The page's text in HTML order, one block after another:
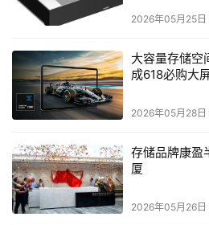
一般在30%左右，UPS的供电效
高效率。比如，APC-MGE在制造
换逆变技术，逆变器设计相对于原
耗，低功耗的控制器，驱动设备
也大大降低。
记者在采访中发现，由于传统机
能100%送到服务器端，大部分机
2026年05月25
大容量存储空
成618必购大
2026年05月28
存储品牌康盈
厦
2026年05月26日